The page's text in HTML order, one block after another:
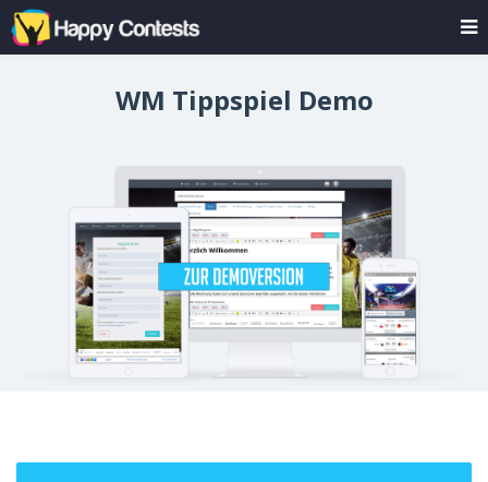
WM Tippspiel Demo